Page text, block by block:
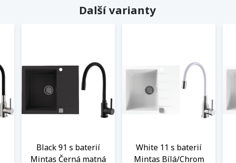
Další varianty
Black 91 s baterií
Mintas Černá matná
White 11 s baterií
Mintas Bílá/Chrom